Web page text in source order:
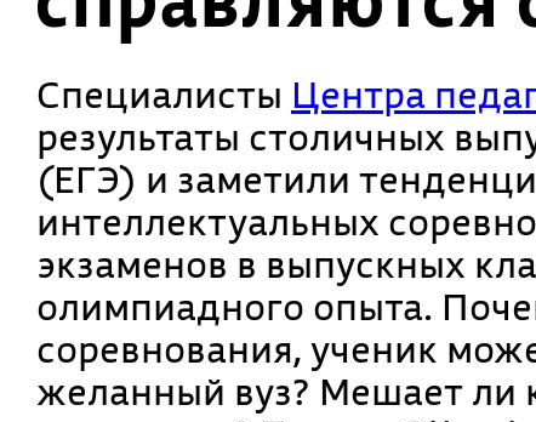
Специалисты Центра
результаты столичных
(ЕГЭ) и заметили
интеллектуальных
экзаменов в выпускных
олимпиадного опыта.
соревнования, ученик
желанный вуз? Мешает ли